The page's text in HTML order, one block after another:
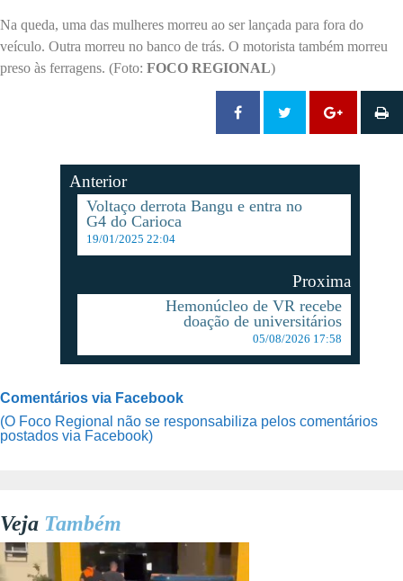
Na queda, uma das mulheres morreu ao ser lançada para fora do
veículo. Outra morreu no banco de trás. O motorista também morreu
preso às ferragens. (Foto: FOCO REGIONAL)
Anterior
Voltaço derrota Bangu e entra no
G4 do Carioca
19/01/2025 22:04
Proxima
Hemonúcleo de VR recebe
doação de universitários
05/08/2026 17:58
Comentários via Facebook
(O Foco Regional não se responsabiliza pelos comentários
postados via Facebook)
Veja Também